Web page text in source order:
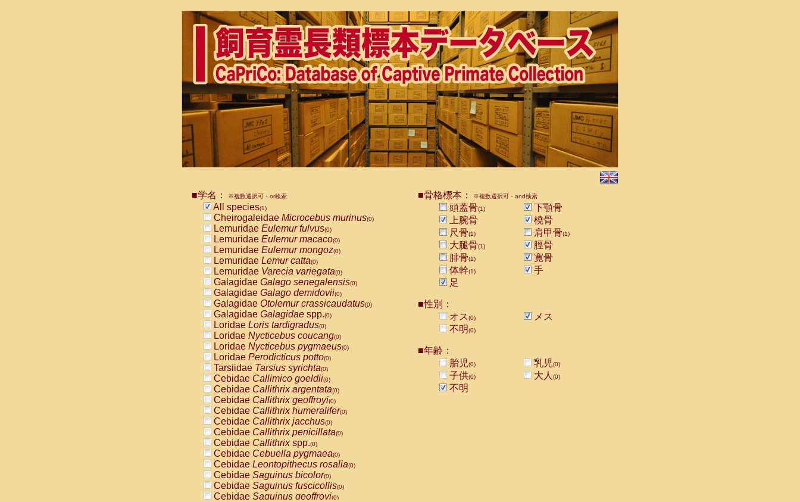
■学名： ※複数選択可・or検索
All species(1)
Cheirogaleidae Microcebus murinus(0)
Lemuridae Eulemur fulvus(0)
Lemuridae Eulemur macaco(0)
Lemuridae Eulemur mongoz(0)
Lemuridae Lemur catta(0)
Lemuridae Varecia variegata(0)
Galagidae Galago senegalensis(0)
Galagidae Galago demidovii(0)
Galagidae Otolemur crassicaudatus(0)
Galagidae Galagidae spp.(0)
Loridae Loris tardigradus(0)
Loridae Nycticebus coucang(0)
Loridae Nycticebus pygmaeus(0)
Loridae Perodicticus potto(0)
Tarsiidae Tarsius syrichta(0)
Cebidae Callimico goeldii(0)
Cebidae Callithrix argentata(0)
Cebidae Callithrix geoffroyi(0)
Cebidae Callithrix humeralifer(0)
Cebidae Callithrix jacchus(0)
Cebidae Callithrix penicillata(0)
Cebidae Callithrixspp.(0)
Cebidae Cebuella pygmaea(0)
Cebidae Leontopithecus rosalia(0)
Cebidae Saguinus bicolor(0)
Cebidae Saguinus fuscicollis(0)
Cebidae Saguinus geoffroyi(0)
■骨格標本： ※複数選択可・and検索
頭蓋骨(1)
下顎骨
上腕骨
橈骨
尺骨(1) 肩甲骨(1)
大腿骨(1)
脛骨
腓骨(1)
寛骨
体幹(1)
手
足
■性別：
オス(0)
メス
不明(0)
■年齢：
胎児(0) 乳児(0)
子供(0) 大人 (0)
不明